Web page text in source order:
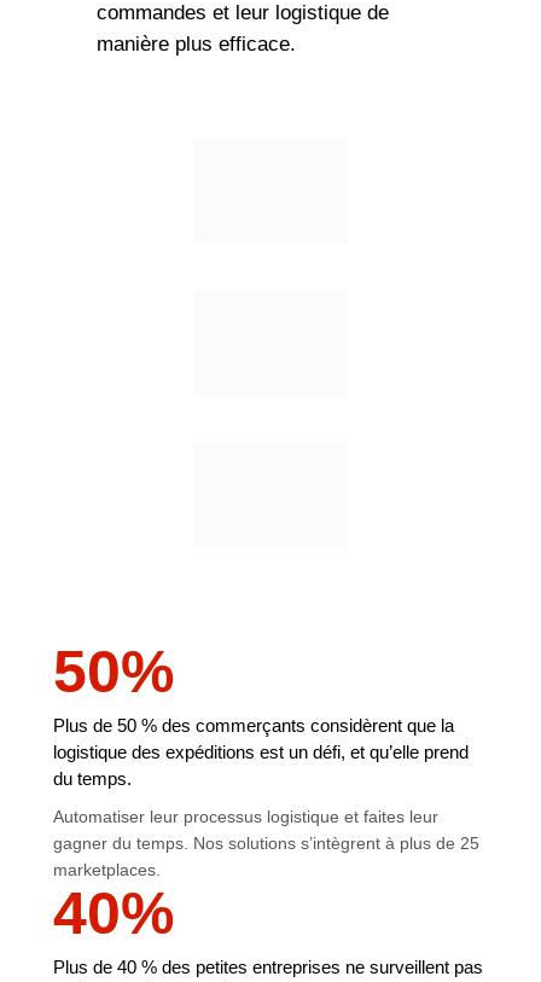
commandes et leur logistique de
manière plus efficace.
50%
Plus de 50 % des commerçants considèrent que la
logistique des expéditions est un défi, et qu’elle prend
du temps.
Automatiser leur processus logistique et faites leur
gagner du temps. Nos solutions s’intègrent à plus de 25
marketplaces.
40%
Plus de 40 % des petites entreprises ne surveillent pas